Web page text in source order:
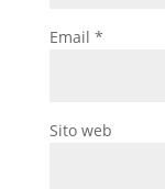
Email *
Sito web